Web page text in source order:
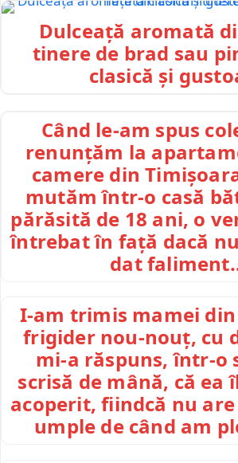
Dulceață aromată
tinere de brad sau
clasică și
Când le-am spus
renunțăm la
camere din
mutăm într-o casă
părăsită de 18 ani, o
întrebat în față dacă
dat
I-am trimis mamei din
frigider nou-nouț, cu
mi-a răspuns, într-o
scrisă de mână, că ea
acoperit, fiindcă nu are
umple de când am